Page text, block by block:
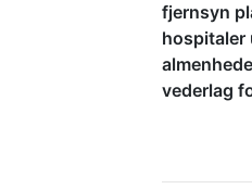
fjernsyn
hospitaler
vederlag